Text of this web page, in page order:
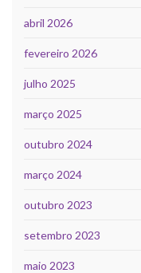
abril 2026
fevereiro 2026
julho 2025
março 2025
outubro 2024
março 2024
outubro 2023
setembro 2023
maio 2023